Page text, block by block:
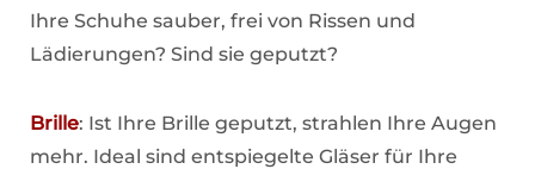
Ihre Schuhe sauber, frei von Rissen und
Lädierungen? Sind sie geputzt?
Brille: Ist Ihre Brille geputzt, strahlen Ihre Augen
mehr. Ideal sind entspiegelte Gläser für Ihre